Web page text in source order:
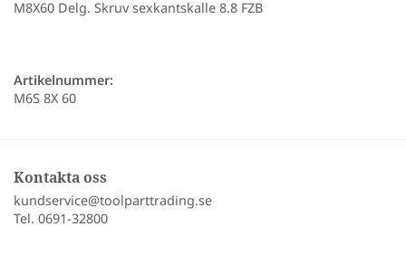
M8X60 Delg. Skruv sexkantskalle 8.8 FZB
Artikelnummer:
M6S 8X 60
Kontakta oss
kundservice@toolparttrading.se
Tel. 0691-32800